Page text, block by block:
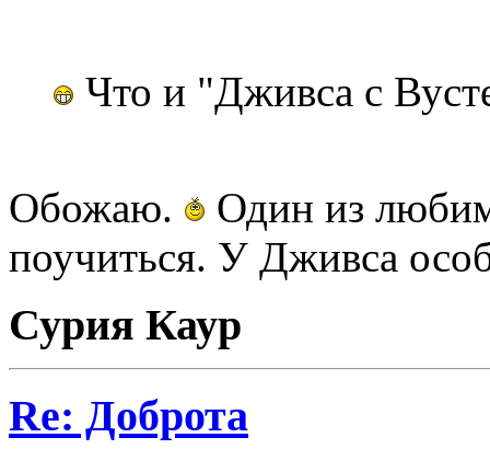
Что и "Дживса с
Обожаю.
Один из
поучиться. У Дживса
Сурия Каур
Re: Доброта